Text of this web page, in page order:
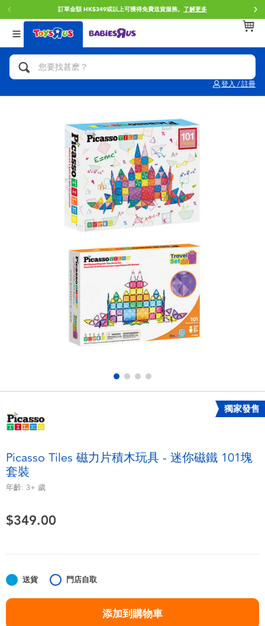
訂單金額 HK$349或以上可獲得免費送貨服務。 了解更多
登入 / 註冊
返回
分類目錄
人氣英雄,角色扮演,射擊玩具
拼砌組合及樂高LEGO
玩具車,貨車,火車及遙控系列
手工藝,文具,蠟筆,泥膠,畫板
電子玩具
遊戲及拼圖系列
益智學習玩具
任天堂 Switch
返回
品牌
Brunch Brother 早午餐兄弟
Spider-Man蜘蛛俠
Mini Brands
Play-Doh培樂多
playpop
LEGO樂高
LeapFrog跳跳蛙
返回
年齢
0~2歳
8~11歳
12~14歳
獨家發售
Picasso Tiles 磁力片積木玩具 - 迷你磁鐵 101塊
套裝
年齡: 3+ 歲
$349.00
送貨 門店自取
添加到購物車